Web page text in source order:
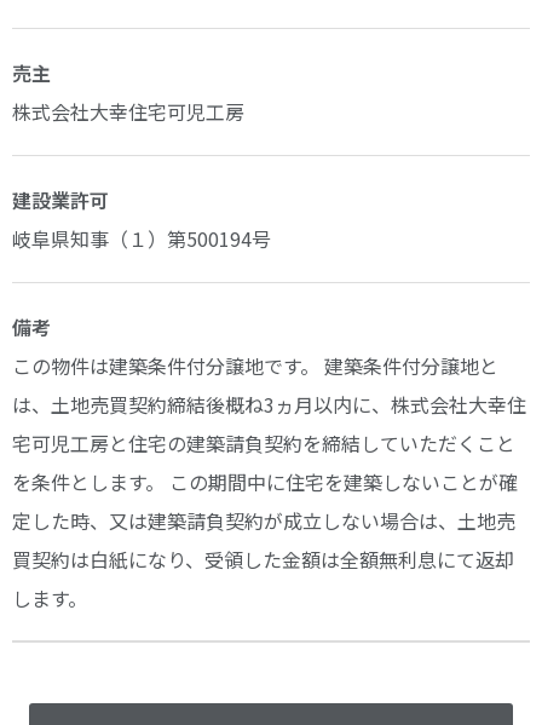
売主
株式会社大幸住宅可児工房
建設業許可
岐阜県知事（１）第500194号
備考
この物件は建築条件付分譲地です。 建築条件付分譲地と
は、土地売買契約締結後概ね3ヵ月以内に、株式会社大幸住
宅可児工房と住宅の建築請負契約を締結していただくこと
を条件とします。 この期間中に住宅を建築しないことが確
定した時、又は建築請負契約が成立しない場合は、土地売
買契約は白紙になり、受領した金額は全額無利息にて返却
します。